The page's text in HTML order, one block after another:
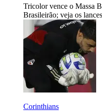
Tricolor vence o Massa
Brasileirão; veja os lances
Corinthians